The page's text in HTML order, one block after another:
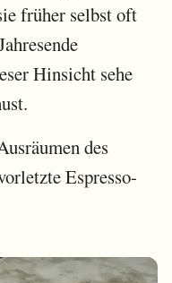
früher selbst oft
Hinsicht sehe
des
Espresso-